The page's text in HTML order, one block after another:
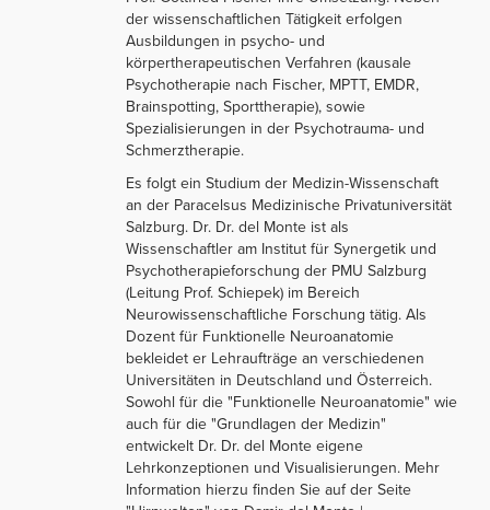
der wissenschaftlichen Tätigkeit erfolgen
Ausbildungen in psycho- und
körpertherapeutischen Verfahren (kausale
Psychotherapie nach Fischer, MPTT, EMDR,
Brainspotting, Sporttherapie), sowie
Spezialisierungen in der Psychotrauma- und
Schmerztherapie.
Es folgt ein Studium der Medizin-Wissenschaft
an der Paracelsus Medizinische Privatuniversität
Salzburg. Dr. Dr. del Monte ist als
Wissenschaftler am Institut für Synergetik und
Psychotherapieforschung der PMU Salzburg
(Leitung Prof. Schiepek) im Bereich
Neurowissenschaftliche Forschung tätig. Als
Dozent für Funktionelle Neuroanatomie
bekleidet er Lehraufträge an verschiedenen
Universitäten in Deutschland und Österreich.
Sowohl für die "Funktionelle Neuroanatomie" wie
auch für die "Grundlagen der Medizin"
entwickelt Dr. Dr. del Monte eigene
Lehrkonzeptionen und Visualisierungen. Mehr
Information hierzu finden Sie auf der Seite